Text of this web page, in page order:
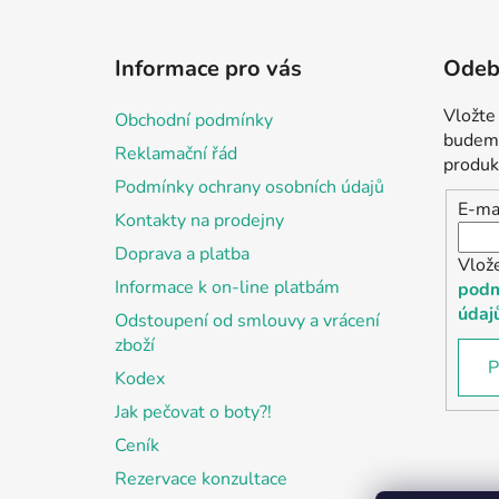
Informace pro vás
Obchodní podmínky
Reklamační řád
Podmínky ochrany osobních údajů
Kontakty na prodejny
Doprava a platba
Informace k on-line platbám
Odstoupení od smlouvy a vrácení
zboží
Kodex
Jak pečovat o boty?!
Ceník
Rezervace konzultace
Vložte
E-